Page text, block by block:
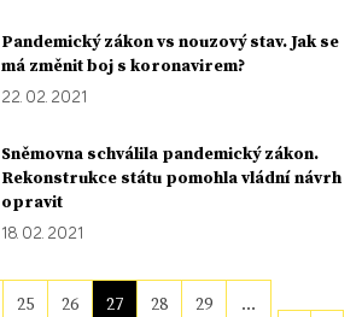
Pandemický zákon vs nouzový stav. Jak se
má změnit boj s koronavirem?
22. 02. 2021
Sněmovna schválila pandemický zákon.
Rekonstrukce státu pomohla vládní návrh
opravit
18. 02. 2021
25 26 27 28 29 …